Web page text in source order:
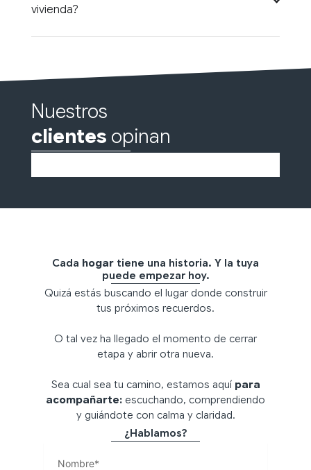
vivienda?
Nuestros
clientes opinan
Cada hogar tiene una historia. Y la tuya
puede empezar hoy.
Quizá estás buscando el lugar donde construir
tus próximos recuerdos.
O tal vez ha llegado el momento de cerrar
etapa y abrir otra nueva.
Sea cual sea tu camino, estamos aquí para
acompañarte: escuchando, comprendiendo
y guiándote con calma y claridad.
¿Hablamos?